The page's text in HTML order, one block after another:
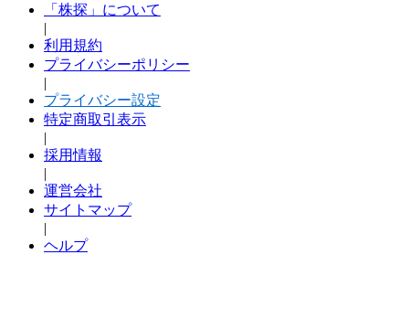
「株探」について
|
利用規約
プライバシーポリシー
|
プライバシー設定
特定商取引表示
|
採用情報
|
運営会社
サイトマップ
|
ヘルプ